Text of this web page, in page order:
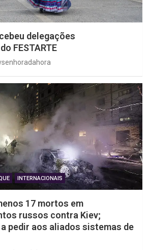
delegações
FESTARTE
INTERNACIONAIS
17 mortos em
russos contra Kiev;
pedir aos aliados sistemas de